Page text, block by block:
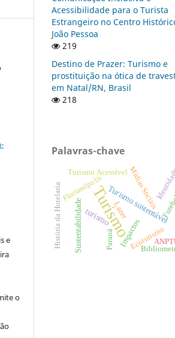
e
o
Acessibilidade para o Turista
Estrangeiro no Centro
João Pessoa
219
Destino de Prazer: Turismo e
prostituição na ótica de
em Natal/RN, Brasil
218
Palavras-chave
Turismo
Turismo sustentável
turismo
Impactos
Lazer
Sustentabilidade Ecoturismo
Florianópolis Mídias Sociais
Turismo Acessível
Paraná
História da Hotelaria